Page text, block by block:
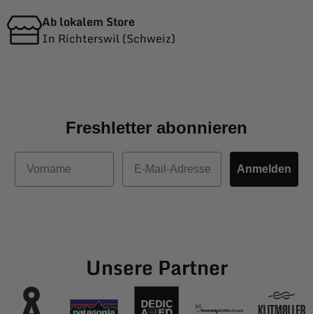
Ab lokalem Store
In Richterswil (Schweiz)
Freshletter abonnieren
Vorname
E-Mail
Anmelden
Unsere Partner